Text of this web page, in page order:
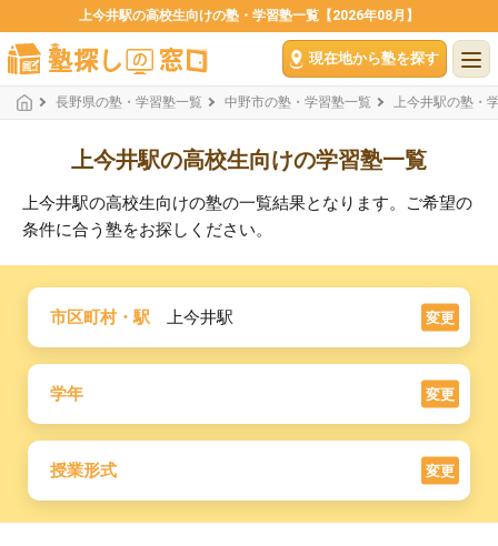
上今井駅の高校生向けの塾・学習塾一覧【2026年08月】
現在地から塾を探す
長野県の塾・学習塾一覧 中野市の塾・学習塾一覧 上今井駅の塾・
上今井駅の高校生向けの学習塾一覧
上今井駅の高校生向けの塾の一覧結果となります。ご希望の
条件に合う塾をお探しください。
市区町村・駅 上今井駅 変更
学年 変更
授業形式 変更